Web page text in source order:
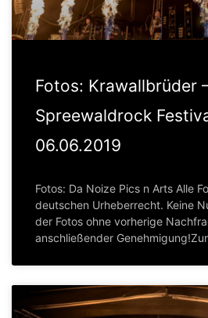
Fotos: Krawallbrüder
Spreewaldrock
06.06.2019
Fotos: Da Noize Pics n Arts Alle
deutschen Urheberrecht. Keine
der Fotos ohne vorherige
anschließender